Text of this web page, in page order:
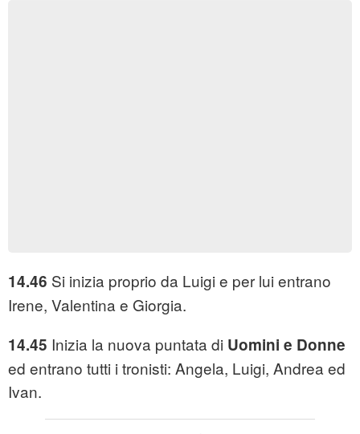
14.46 Si inizia proprio da Luigi e per lui entrano
Irene, Valentina e Giorgia.
14.45 Inizia la nuova puntata di Uomini e Donne
ed entrano tutti i tronisti: Angela, Luigi, Andrea ed
Ivan.